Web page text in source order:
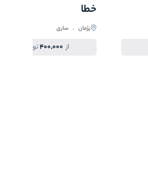
خطا
پژمان . ساری
از 400,000تومان